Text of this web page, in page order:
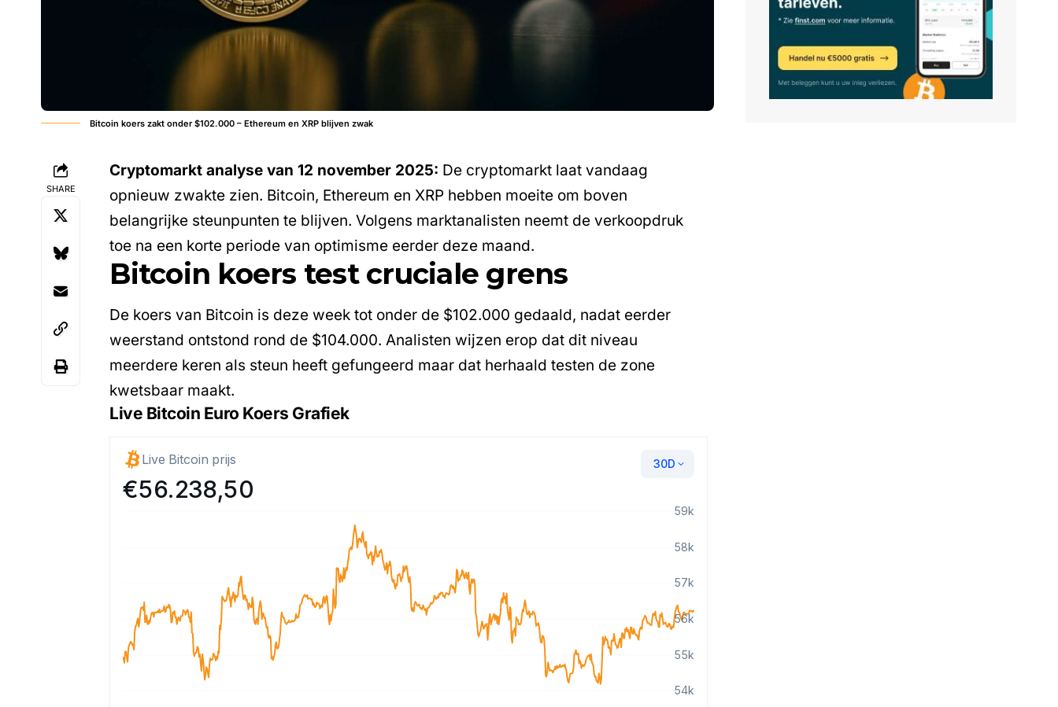
Bitcoin koers zakt onder $102.000 – Ethereum en XRP blijven zwak
SHARE
Cryptomarkt analyse van 12 november 2025: De cryptomarkt laat vandaag
opnieuw zwakte zien. Bitcoin, Ethereum enXRP hebben moeite om boven
belangrijke steunpunten te blijven. Volgens marktanalisten neemt de verkoopdruk
toe na een korte periode van optimisme eerder deze maand.
Bitcoin koers test cruciale grens
De koers van Bitcoin is deze week tot onder de $102.000 gedaald, nadat eerder
weerstand ontstond rond de $104.000. Analisten wijzen erop dat dit niveau
meerdere keren als steun heeft gefungeerd maar dat herhaald testen de zone
kwetsbaar maakt.
Live Bitcoin Euro Koers Grafiek